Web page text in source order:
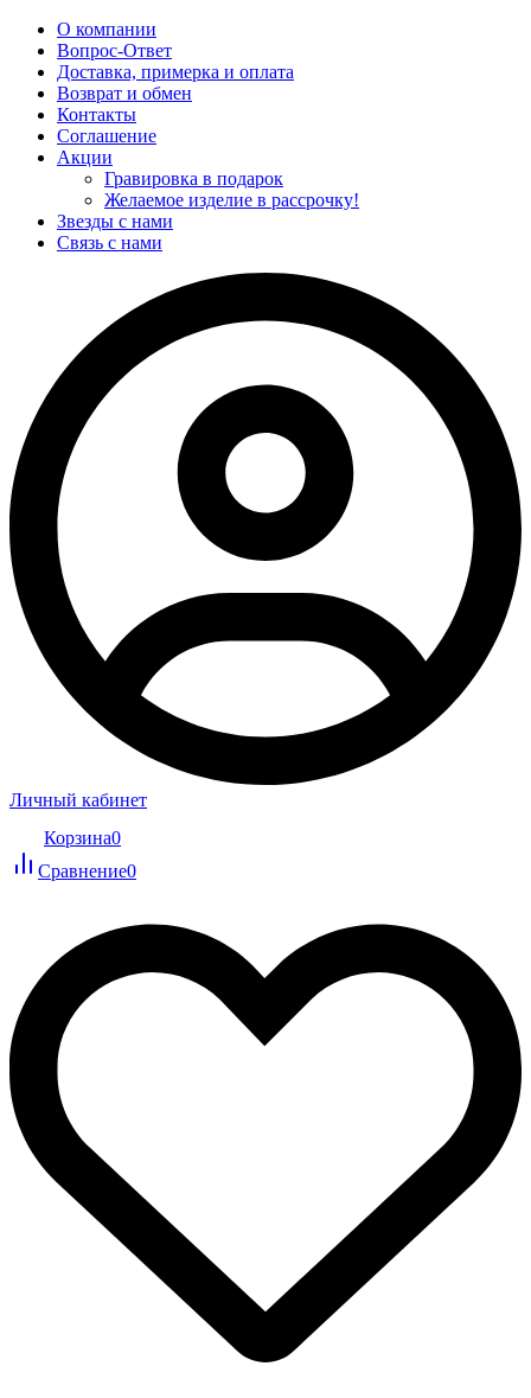
О компании
Вопрос-Ответ
Доставка, примерка и оплата
Возврат и обмен
Контакты
Соглашение
Акции
Гравировка в подарок
Желаемое изделие в рассрочку!
Звезды с нами
Связь с нами
Личный кабинет
Корзина0
Сравнение0